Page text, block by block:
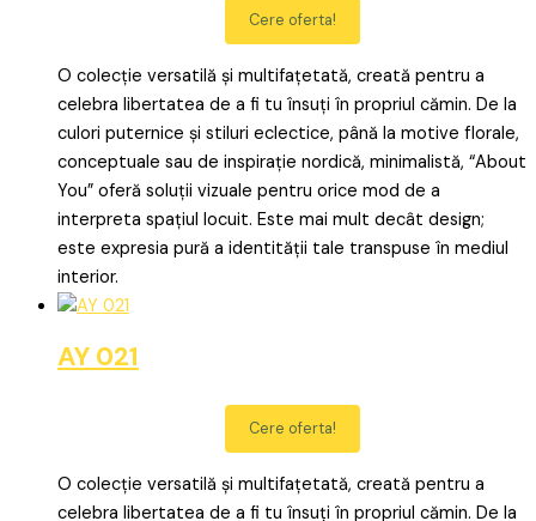
Cere oferta!
O colecție versatilă și multifațetată, creată pentru a
celebra libertatea de a fi tu însuți în propriul cămin. De la
culori puternice și stiluri eclectice, până la motive florale,
conceptuale sau de inspirație nordică, minimalistă, “About
You” oferă soluții vizuale pentru orice mod de a
interpreta spațiul locuit. Este mai mult decât design;
este expresia pură a identității tale transpuse în mediul
interior.
AY 021
Cere oferta!
O colecție versatilă și multifațetată, creată pentru a
celebra libertatea de a fi tu însuți în propriul cămin. De la